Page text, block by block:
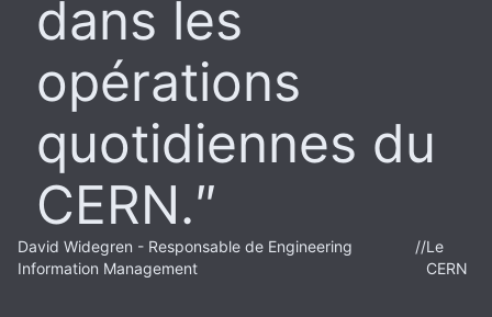
dans les
opérations
quotidiennes du
CERN.
David Widegren - Responsable de Engineering
Information Management
//Le
CERN